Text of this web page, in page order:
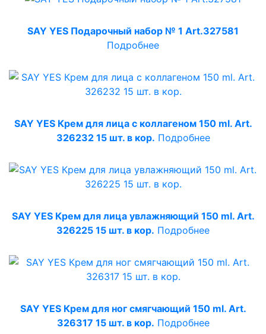
SAY YES Подарочный набор № 1 Art.327581
Подробнее
SAY YES Крем для лица с коллагеном 150 ml. Art.
326232 15 шт. в кор. Подробнее
SAY YES Крем для лица увлажняющий 150 ml. Art.
326225 15 шт. в кор. Подробнее
SAY YES Крем для ног смягчающий 150 ml. Art.
326317 15 шт. в кор. Подробнее